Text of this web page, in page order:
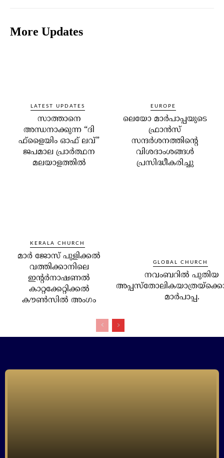
More Updates
LATEST UPDATES
സാത്താനെ
അന്ധനാക്കുന്ന “ദി
ഫ്‌ളൈയിം ഓഫ് ലവ്”
ജപമാല പ്രാർത്ഥന
മലയാളത്തിൽ
EUROPE
ലെയോ മാര്‍പാപ്പയുടെ
ഫ്രാന്‍സ്
സന്ദര്‍ശനത്തിന്റെ
വിശദാംശങ്ങള്‍
പ്രസിദ്ധീകരിച്ചു
KERALA CHURCH
മാര്‍ ജോസ് പുളിക്കല്‍
വത്തിക്കാനിലെ
ഇന്റര്‍നാഷണല്‍
കാറ്റക്കേറ്റിക്കല്‍
കൗണ്‍സില്‍ അംഗം
GLOBAL CHURCH
നവംബറില്‍ പുതിയ
മാര്‍പാപ്പ.